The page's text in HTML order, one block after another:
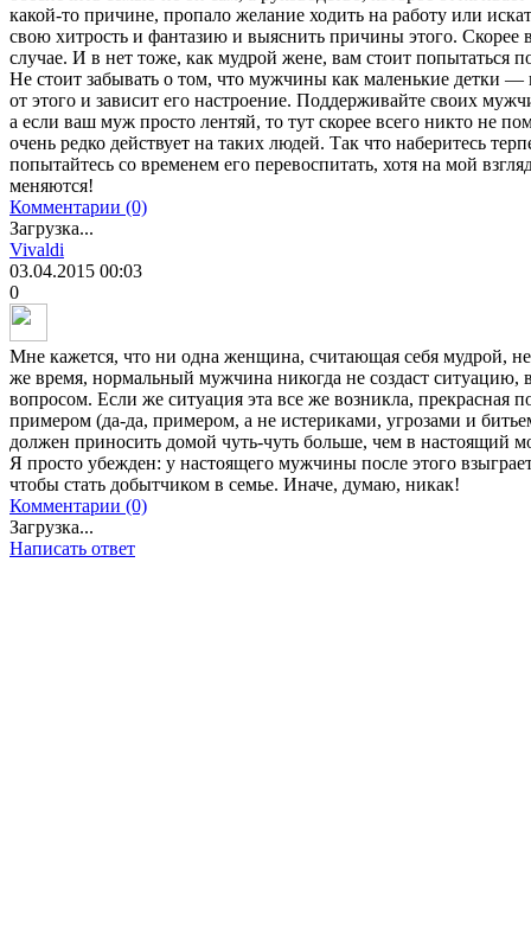
какой-то причине, пропало желание ходить на работу или
свою хитрость и фантазию и выяснить причины этого. Скорее
случае. И в нет тоже, как мудрой жене, вам стоит попытаться
Не стоит забывать о том, что мужчины как маленькие детки —
от этого и зависит его настроение. Поддерживайте своих
а если ваш муж просто лентяй, то тут скорее всего никто не
очень редко действует на таких людей. Так что наберитесь
попытайтесь со временем его перевоспитать, хотя на мой
меняются!
Комментарии (0)
Загрузка...
Vivaldi
03.04.2015 00:03
0
Мне кажется, что ни одна женщина, считающая себя мудрой, не
же время, нормальный мужчина никогда не создаст ситуацию,
вопросом. Если же ситуация эта все же возникла, прекрасная
примером (да-да, примером, а не истериками, угрозами и
должен приносить домой чуть-чуть больше, чем в настоящий
Я просто убежден: у настоящего мужчины после этого
чтобы стать добытчиком в семье. Иначе, думаю, никак!
Комментарии (0)
Загрузка...
Написать ответ